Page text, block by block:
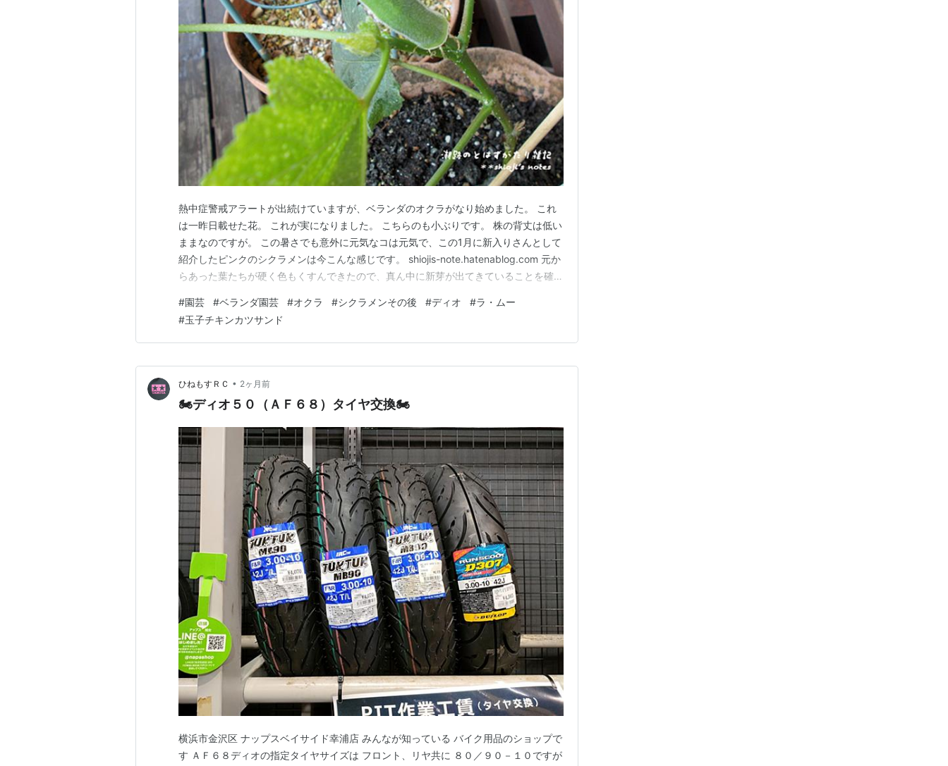
熱中症警戒アラートが出続けていますが、ベランダのオクラがなり始めました。 これ
は一昨日載せた花。 これが実になりました。 こちらのも小ぶりです。 株の背丈は低い
ままなのですが。 この暑さでも意外に元気なコは元気で、この1月に新入りさんとして
紹介したピンクのシクラメンは今こんな感じです。 shiojis-note.hatenablog.com 元か
らあった葉たちが硬く色もくすんできたので、真ん中に新芽が出てきていることを確か
新芽の成長を待っているところです。 おまけ。暑さの中、しまむらとSeriaセリアを目
指して運転し…
#園芸 #ベランダ園芸 #オクラ #シクラメンその後 #ディオ #ラ・ムー
#玉子チキンカツサンド
ひねもすＲＣ • 2ヶ月前
🏍ディオ５０（ＡＦ６８）タイヤ交換🏍
横浜市金沢区 ナップスベイサイド幸浦店 みんなが知っている バイク用品のショップで
す ＡＦ６８ディオの指定タイヤサイズは フロント、リヤ共に ８０／９０－１０ですが